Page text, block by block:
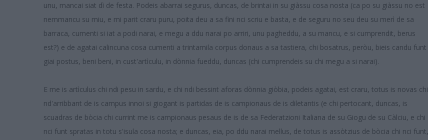
unu, mancai siat dì de festa. Podeis abarrai segurus, duncas, de brintai in su giàssu cosa nosta (ca po su giàssu no est
nemmancu su miu, e mi parit craru puru, poita deu a sa fini nci scriu e basta, e de seguru no seu deu su merì de sa
barraca, cumenti si iat a podi narai, e megu a ddu narai po arriri, unu pagheddu, a su mancu, e si cumprendit, berus
est?) e de agatai calincuna cosa cumenti a trintamila corpus donaus a sa tastiera, chi bosatrus, peròu, bieis candu funt
giai postus, beni beni, in cust'artìculu, in dònnia fueddu, duncas (chi cumprendeis su chi megu a si narai).
E me is artìculus chi ndi pesu in sardu, e chi ndi bessint aforas dònnia giòbia, podeis agatai, est craru, totus is novas chi
nd'arribbant de is campus innoi si giogant is partidas de is campionaus de is diletantis (e chi pertocant, duncas, is
scuadras de bòcia chi currint me is campionaus pesaus de is de sa Federatzioni Italiana de su Giogu de su Càlciu, e chi
nci funt spratas in totu s'isula cosa nosta; e duncas, eia, po ddu narai mellus, de totus is assòtzius de bòcia chi nci funt,